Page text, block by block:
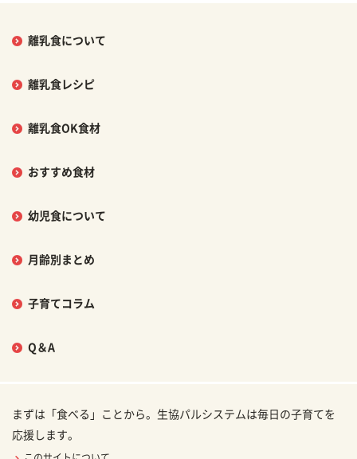
離乳食について
離乳食レシピ
離乳食OK食材
おすすめ食材
幼児食について
月齢別まとめ
子育てコラム
Q＆A
まずは「食べる」ことから。生協パルシステムは毎日の子育てを
応援します。